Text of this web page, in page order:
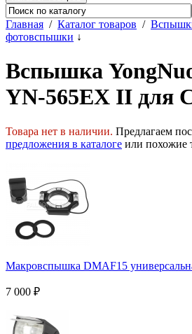
Главная / Каталог товаров /
фотовспышки ↓
Вспышка
YN-565EX II для
Товара нет в наличии. Предлагаем
предложения в каталоге или похожие
Макровспышка DMAF15
7 000 ₽